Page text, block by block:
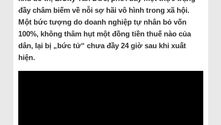
đầy châm biếm về nỗi sợ hãi vô hình trong xã hội.
Một bức tượng do doanh nghiệp tự nhân bỏ vốn
100%, không thâm hụt một đồng tiền thuế nào của
dân, lại bị „bức tử“ chưa đầy 24 giờ sau khi xuất
hiện.